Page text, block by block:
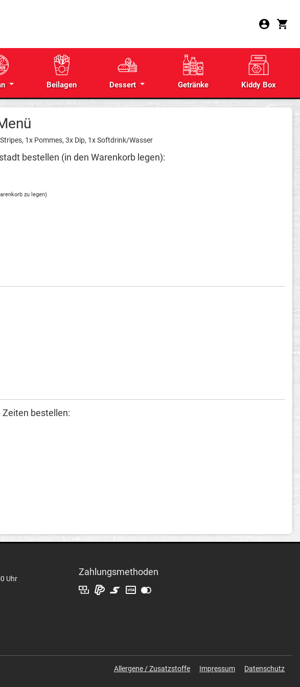
Beilagen Dessert Getränke Kiddy Box
1x Pommes, 3x Dip, 1x Softdrink/Wasser
bestellen (in den Warenkorb legen):
zu legen)
bestellen:
Uhr
Zahlungsmethoden
Allergene / Zusatzstoffe Impressum Datenschutz